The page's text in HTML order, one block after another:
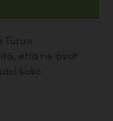
että ne ovat
koko